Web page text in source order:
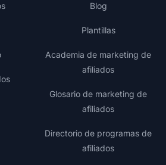
Blog
Plantillas
Academia de marketing de
afiliados
Glosario de marketing de
afiliados
Directorio de programas de
afiliados